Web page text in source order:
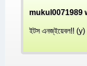
mukul0071989
ইটস এনজ্ইয়েবল!! (y)